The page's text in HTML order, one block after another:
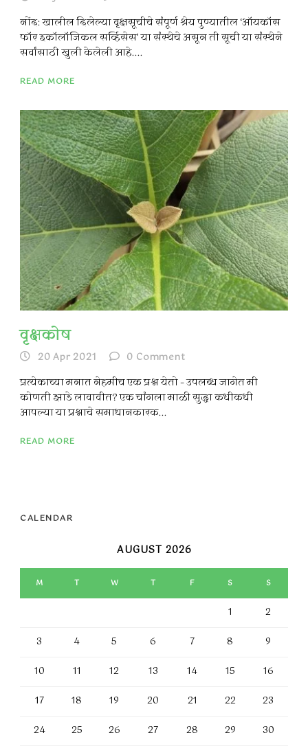
नोंद: खालील दिलेल्या वृक्षसूचीचे संपूर्ण श्रेय पुण्यातील ‘ऑयकॉस
फॉर इकॉलॉजिकल सर्व्हिसेस’ या संस्थेचे असून ती सूची या संस्थेने
सर्वांसाठी खुली केलेली आहे....
READ MORE
वृक्षकोष
20 Apr 2021 0 Comment
प्रत्येकाच्या मनात नेहमीच एक प्रश्न येतो – उपलब्ध जागेत मी
कोणती झाडे लावावीत? एक चांगला माळी सुद्धा कधीकधी
आपल्या या प्रश्नाचे समाधानकारक...
READ MORE
CALENDAR
AUGUST 2026
M T W T F S S
1 2
3 4 5 6 7 8 9
10 11 12 13 14 15 16
17 18 19 20 21 22 23
24 25 26 27 28 29 30